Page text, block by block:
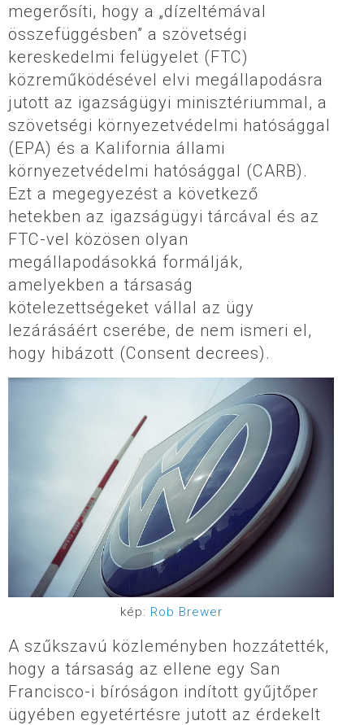
megerősíti, hogy a „dízeltémával
összefüggésben” a szövetségi
kereskedelmi felügyelet (FTC)
közreműködésével elvi megállapodásra
jutott az igazságügyi minisztériummal, a
szövetségi környezetvédelmi hatósággal
(EPA) és a Kalifornia állami
környezetvédelmi hatósággal (CARB).
Ezt a megegyezést a következő
hetekben az igazságügyi tárcával és az
FTC-vel közösen olyan
megállapodásokká formálják,
amelyekben a társaság
kötelezettségeket vállal az ügy
lezárásáért cserébe, de nem ismeri el,
hogy hibázott (Consent decrees).
kép: Rob Brewer
A szűkszavú közleményben hozzátették,
hogy a társaság az ellene egy San
Francisco-i bíróságon indított gyűjtőper
ügyében egyetértésre jutott az érdekelt